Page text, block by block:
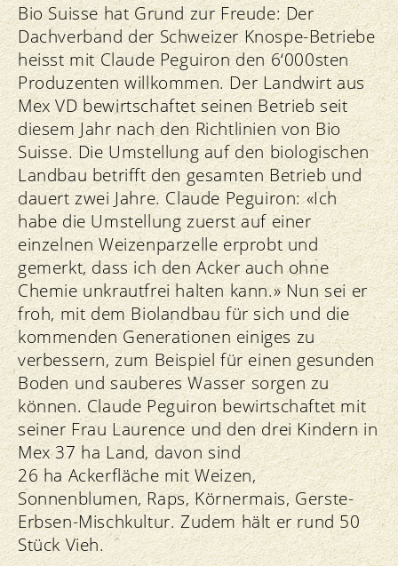
Bio Suisse hat Grund zur Freude: Der
Dachverband der Schweizer Knospe-Betriebe
heisst mit Claude Peguiron den 6‘000sten
Produzenten willkommen. Der Landwirt aus
Mex VD bewirtschaftet seinen Betrieb seit
diesem Jahr nach den Richtlinien von Bio
Suisse. Die Umstellung auf den biologischen
Landbau betrifft den gesamten Betrieb und
dauert zwei Jahre. Claude Peguiron: «Ich
habe die Umstellung zuerst auf einer
einzelnen Weizenparzelle erprobt und
gemerkt, dass ich den Acker auch ohne
Chemie unkrautfrei halten kann.» Nun sei er
froh, mit dem Biolandbau für sich und die
kommenden Generationen einiges zu
verbessern, zum Beispiel für einen gesunden
Boden und sauberes Wasser sorgen zu
können. Claude Peguiron bewirtschaftet mit
seiner Frau Laurence und den drei Kindern in
Mex 37 ha Land, davon sind
26 ha Ackerfläche mit Weizen,
Sonnenblumen, Raps, Körnermais, Gerste-
Erbsen-Mischkultur. Zudem hält er rund 50
Stück Vieh.